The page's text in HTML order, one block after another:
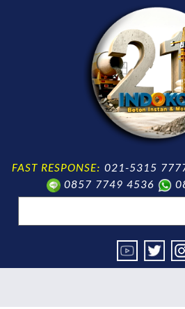
FAST RESPONSE: 021-5315
0857 7749 4536